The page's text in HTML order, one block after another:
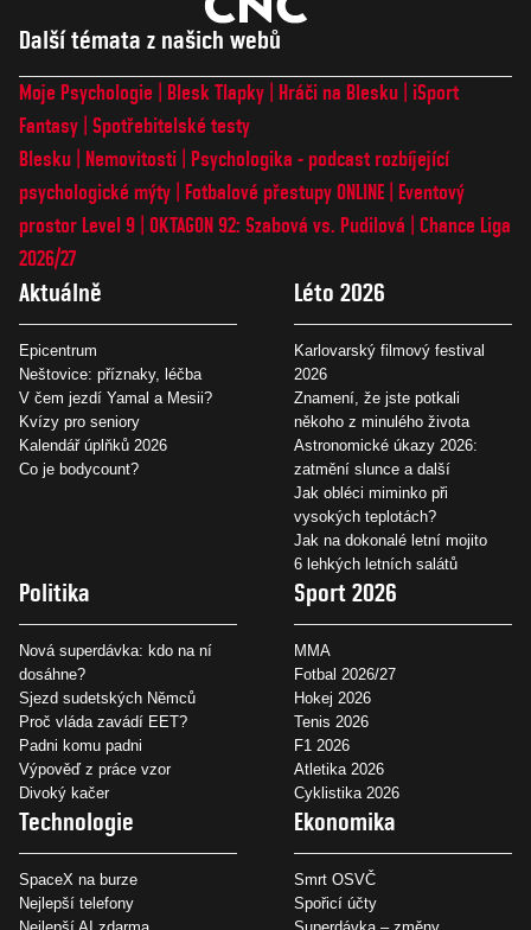
Další témata z našich webů
Moje Psychologie Blesk Tlapky Hráči na Blesku
iSport
Fantasy Spotřebitelské testy
Blesku
Nemovitosti
Psychologika - podcast rozbíjející
psychologické mýty
Fotbalové přestupy ONLINE
Eventový
prostor Level 9 OKTAGON 92: Szabová vs. Pudilová
Chance Liga
2026/27
Aktuálně
Epicentrum
Neštovice: příznaky, léčba
V čem jezdí Yamal a Mesii?
Kvízy pro seniory
Kalendář úplňků 2026
Co je bodycount?
Léto 2026
Karlovarský filmový festival
2026
Znamení, že jste potkali
někoho z minulého života
Astronomické úkazy 2026:
zatmění slunce a další
Jak obléci miminko při
vysokých teplotách?
Jak na dokonalé letní mojito
6 lehkých letních salátů
Politika
Nová superdávka: kdo na ní
dosáhne?
Sjezd sudetských Němců
Proč vláda zavádí EET?
Padni komu padni
Výpověď z práce vzor
Divoký kačer
Sport 2026
MMA
Fotbal 2026/27
Hokej 2026
Tenis 2026
F1 2026
Atletika 2026
Cyklistika 2026
Technologie
SpaceX na burze
Nejlepší telefony
Ekonomika
Smrt OSVČ
Spořicí účty